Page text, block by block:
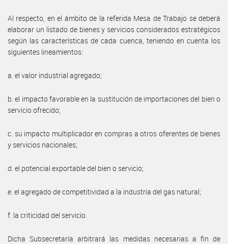
Al respecto, en el ámbito de la referida Mesa de Trabajo se deberá
elaborar un listado de bienes y servicios considerados estratégicos
según las características de cada cuenca, teniendo en cuenta los
siguientes lineamientos:
a. el valor industrial agregado;
b. el impacto favorable en la sustitución de importaciones del bien o
servicio ofrecido;
c. su impacto multiplicador en compras a otros oferentes de bienes
y servicios nacionales;
d. el potencial exportable del bien o servicio;
e. el agregado de competitividad a la industria del gas natural;
f. la criticidad del servicio.
Dicha Subsecretaría arbitrará las medidas necesarias a fin de